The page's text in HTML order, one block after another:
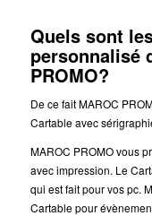
Quels sont
personnalisé
PROMO?
De ce fait MAROC
Cartable avec
MAROC PROMO vous
avec impression. Le
qui est fait pour vos pc.
Cartable pour